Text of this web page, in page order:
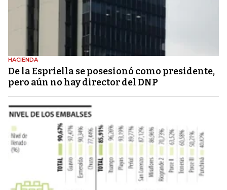
HACIENDA
De la Espriella se posesionó como presidente,
pero aún no hay director del DNP